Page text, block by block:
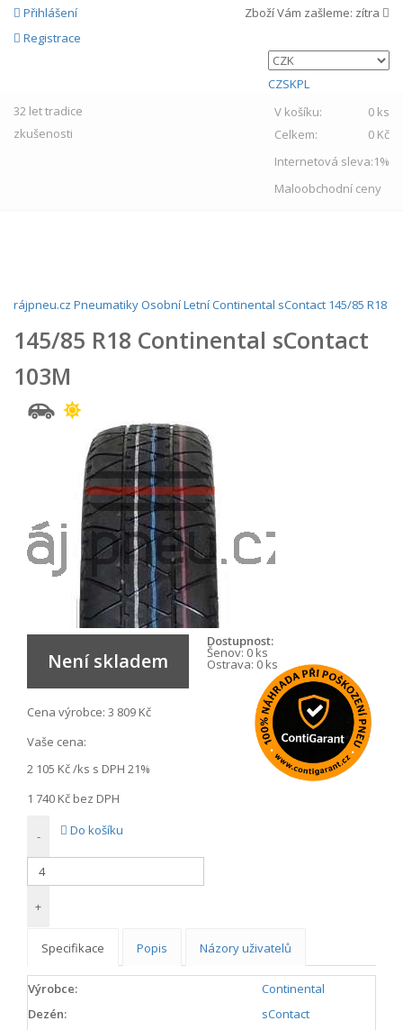
Přihlášení
Registrace
Zboží Vám zašleme: zítra
CZSKPL
32 lettradice
zkušenosti
V košíku:
0 ks
Celkem:
0 Kč
Internetová sleva:1%
Maloobchodní ceny
rájpneu.cz PneumatikyOsobníLetníContinental sContact 145/85 R18
145/85 R18 Continental sContact
103M
Není skladem
Dostupnost:
Šenov: 0 ks
Ostrava: 0 ks
Cena výrobce: 3 809 Kč
Vaše cena:
2 105 Kč/ks s DPH 21%
1 740 Kč bez DPH
-
+
Do košíku
Specifikace Popis Názory uživatelů
Výrobce:
Continental
Dezén:
sContact